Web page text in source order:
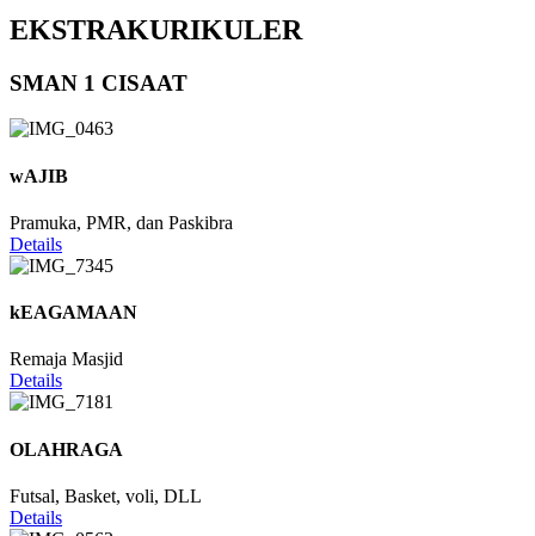
EKSTRAKURIKULER
SMAN 1 CISAAT
wAJIB
Pramuka, PMR, dan Paskibra
Details
kEAGAMAAN
Remaja Masjid
Details
OLAHRAGA
Futsal, Basket, voli, DLL
Details